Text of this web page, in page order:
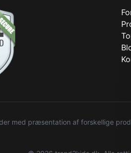
med præsentation af forskellige